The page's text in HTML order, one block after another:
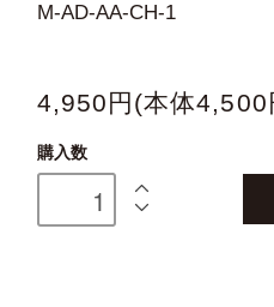
M-AD-AA-CH-1
4,950円(本体4,500
購入数